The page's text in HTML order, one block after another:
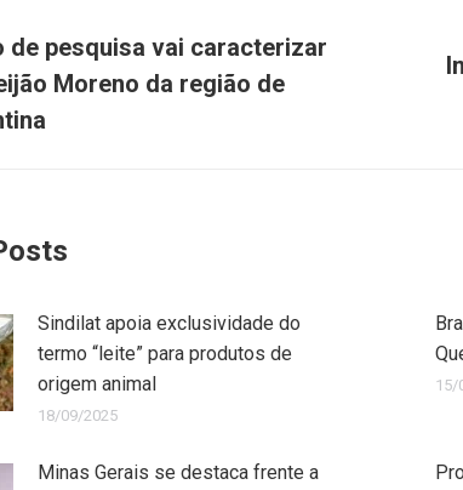
de pesquisa vai caracterizar
Moreno da região de
Sindilat apoia exclusividade do
termo “leite” para produtos de
origem animal
18/09/2025
15/
Minas Gerais se destaca frente a